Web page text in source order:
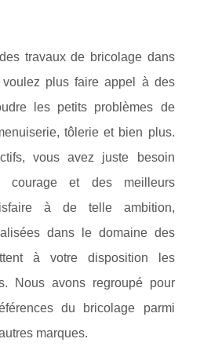
travaux de bricolage dans
plus faire appel à des
les petits problèmes de
tôlerie et bien plus.
vous avez juste besoin
courage et des meilleurs
à de telle ambition,
dans le domaine des
à votre disposition les
Nous avons regroupé pour
du bricolage parmi
marques.